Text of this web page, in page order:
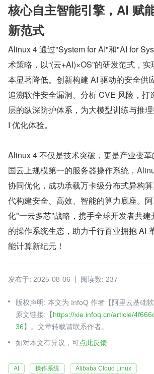
核心自主智能引擎，AI 赋
新范式
Alinux 4 通过"System for AI"和"AI for
术策略，以“(云+AI)×OS”的研发范式，
本显著降低。创新构建 AI 驱动的安全供
追溯软件安全漏洞、分析 CVE 风险，打
层的纵深防护体系，为大模型训练与推
I 优化体验。
Alinux 4 不仅是技术突破，更是产业变
国云上规模第一的服务器操作系统，
协同优化，成功承载万卡级分布式异构
代构建安全、高效、智能的算力底座。
化"一云多芯"战略，携手全球开发者共
的操作系统生态，助力千行百业拥抱 AI
能计算新纪元！
发布于: 2025-08-06 阅读数: 237
版权声明: 本文为 InfoQ 作者【阿里云基础软
原文链接:【https://xie.infoq.cn/article/
36】。文章转载请联系作者。
如对本文有异议，可点此反馈
AI 操作系统 Alibaba Cloud Linux